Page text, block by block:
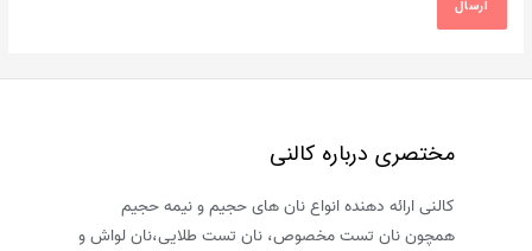
مختصری درباره کالنی
کالنی ارائه دهنده انواع نان های حجیم و نیمه حجیم
همچون نان تست مخصوص، نان تست طلایی،نان لواش و